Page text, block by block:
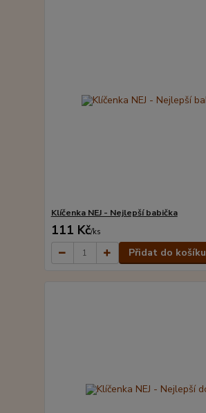
Klíčenka NEJ - Nejlepší babička
111 Kč/ks
Přidat do košíku